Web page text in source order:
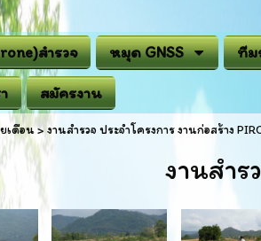
สำรวจ หมุด GNSS ทีม
สมัครงาน
เดือน>งานสำรวจ ประจำโครงการ งานก่อสร้าง
งานสำ